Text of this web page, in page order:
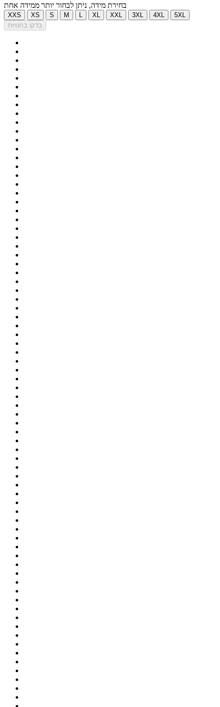
בחירת מידה, ניתן לבחור יותר ממידה אחת
XXS XS S M XL XXL 3XL 4XL
5XL
בדקו בחנויות